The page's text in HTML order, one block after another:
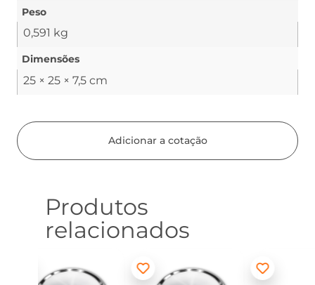
Peso
0,591 kg
Dimensões
25 × 25 × 7,5 cm
Adicionar a cotação
Produtos
relacionados